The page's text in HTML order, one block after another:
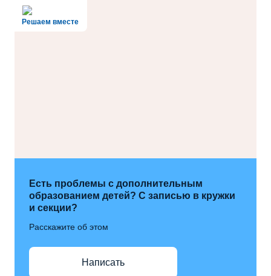
Решаем вместе
Есть проблемы с дополнительным
образованием детей? С записью в кружки
и секции?
Расскажите об этом
Написать